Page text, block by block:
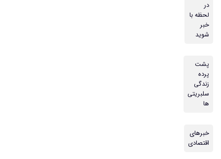
در
لحظه با
خبر
شوید
پشت
پرده
زندگی
سلبریتی
ها
خبرهای
اقتصادی